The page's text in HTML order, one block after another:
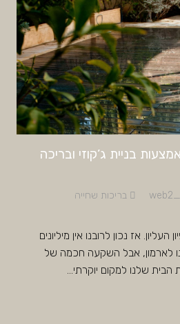
בניית ג’קוזי ובריכה
בריכות שחייה
אז נכון לרובנו אין מיליונים
לארמון, אבל השקעה חכמה של
שלנו למקום יוקרתי…